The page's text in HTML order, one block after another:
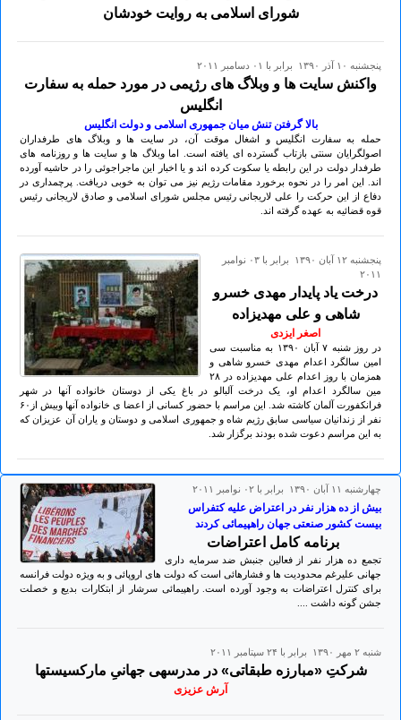
شورای اسلامی به روایت خودشان
پنجشنبه ۱۰ آذر ۱۳۹۰ برابر با ۰۱ دسامبر ۲۰۱۱
واکنش سایت ها و وبلاگ های رژیمی در مورد حمله به سفارت
انگلیس
بالا گرفتن تنش میان جمهوری اسلامی و دولت انگلیس
حمله به سفارت انگلیس و اشغال موقت آن، در سایت ها و وبلاگ های طرفداران
اصولگرایان سنتی بازتاب گسترده ای یافته است. اما وبلاگ ها و سایت ها و روزنامه های
طرفدار دولت در این رابطه یا سکوت کرده اند و یا اخبار این ماجراجوئی را در حاشیه آورده
اند. این امر را در نحوه برخورد مقامات رژیم نیز می توان به خوبی دریافت. پرچمداری در
دفاع از این حرکت را علی لاریجانی رئیس مجلس شورای اسلامی و صادق لاریجانی رئیس
قوه قضائیه به عهده گرفته اند.
پنجشنبه ۱۲ آبان ۱۳۹۰ برابر با ۰۳ نوامبر
۲۰۱۱
درخت یاد پایدار مهدی خسرو
شاهی و علی مهدیزاده
اصغر ایزدی
در روز شنبه ۷ آبان ۱۳۹٠ به مناسبت سی
امین سالگرد اعدام مهدی خسرو شاهی و
همزمان با روز اعدام علی مهدیزاده در ۲۸
مین سالگرد اعدام او، یک درخت آلبالو در باغ یکی از دوستان خانواده آنها در شهر
فرانکفورت آلمان کاشته شد. این مراسم با حضور کسانی از اعضا ی خانواده آنها وبیش از۶٠
نفر از زندانیان سیاسی سابق رژیم شاه و جمهوری اسلامی و دوستان و یاران آن عزیزان که
به این مراسم دعوت شده بودند برگزار شد.
چهارشنبه ۱۱ آبان ۱۳۹۰ برابر با ۰۲ نوامبر ۲۰۱۱
بیش از ده هزار نفر در اعتراض علیه کتفراس
بیست کشور صنعتی جهان راهپیمائی کردند
برنامه کامل اعتراضات
تجمع ده هزار نفر از فعالین جنبش ضد سرمایه داری
جهانی علیرغم محدودیت ها و فشارهائی است که دولت های اروپائی و به ویژه دولت فرانسه
برای کنترل اعتراضات به وجود آورده است. راهپیمائی سرشار از ابتکارات بدیع و خصلت
جشن گونه داشت ....
شنبه ۲ مهر ۱۳۹۰ برابر با ۲۴ سپتامبر ۲۰۱۱
شرکتِ «مبارزه طبقاتی» در مدرسهی جهانیِ مارکسیستها
آرش عزیزی